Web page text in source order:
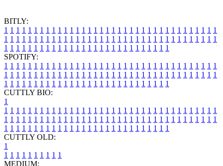
BITLY:
1 1 1 1 1 1 1 1 1 1 1 1 1 1 1 1 1 1 1 1 1 1 1 1 1 1 1 1 1 1 1 1 1 1 1 1
1 1 1 1 1 1 1 1 1 1 1 1 1 1 1 1 1 1 1 1 1 1 1 1 1 1 1 1 1 1 1 1 1 1 1 1
1 1 1 1 1 1 1 1 1 1 1 1 1 1 1 1 1 1 1 1 1 1 1 1 1 1 1 1
SPOTIFY:
1 1 1 1 1 1 1 1 1 1 1 1 1 1 1 1 1 1 1 1 1 1 1 1 1 1 1 1 1 1 1 1 1 1 1 1
1 1 1 1 1 1 1 1 1 1 1 1 1 1 1 1 1 1 1 1 1 1 1 1 1 1 1 1 1 1 1 1 1 1 1 1
1 1 1 1 1 1 1 1 1 1 1 1 1 1 1 1 1 1 1 1 1 1 1 1 1 1 1 1
CUTTLY BIO:
1
1 1 1 1 1 1 1 1 1 1 1 1 1 1 1 1 1 1 1 1 1 1 1 1 1 1 1 1 1 1 1 1 1 1 1 1
1 1 1 1 1 1 1 1 1 1 1 1 1 1 1 1 1 1 1 1 1 1 1 1 1 1 1 1 1 1 1 1 1 1 1 1
1 1 1 1 1 1 1 1 1 1 1 1 1 1 1 1 1 1 1 1 1 1 1 1 1 1 1 1
CUTTLY OLD:
1
1 1 1 1 1 1 1 1 1 1
MEDIUM: